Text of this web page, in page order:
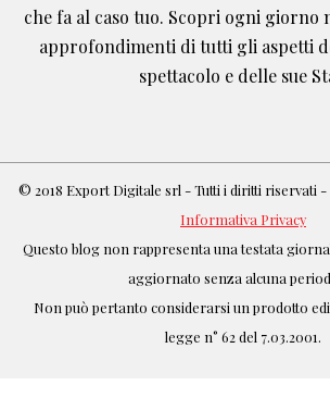
che fa al caso tuo. Scopri ogni giorno
approfondimenti di tutti gli aspetti
spettacolo e delle sue
© 2018 Export Digitale srl - Tutti i diritti riservati -
Informativa Privacy
Questo blog non rappresenta una testata
aggiornato senza alcuna
Non può pertanto considerarsi un prodotto
legge n° 62 del 7.03.2001.